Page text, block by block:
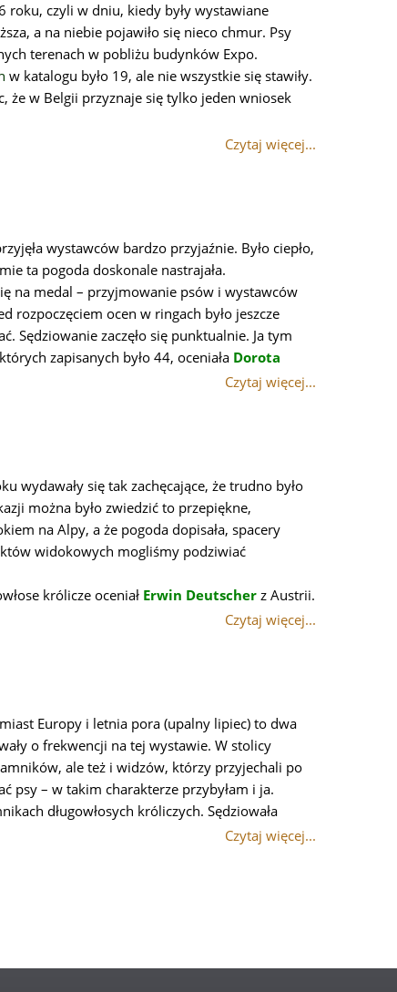
roku, czyli w dniu, kiedy były wystawiane
a na niebie pojawiło się nieco chmur. Psy
terenach w pobliżu budynków Expo.
w katalogu było 19, ale nie wszystkie się stawiły.
że w Belgii przyznaje się tylko jeden wniosek
Czytaj więcej...
wystawców bardzo przyjaźnie. Było ciepło,
ta pogoda doskonale nastrajała.
na medal – przyjmowanie psów i wystawców
rozpoczęciem ocen w ringach było jeszcze
Sędziowanie zaczęło się punktualnie. Ja tym
zapisanych było 44, oceniała Dorota
Czytaj więcej...
wydawały się tak zachęcające, że trudno było
można było zwiedzić to przepiękne,
na Alpy, a że pogoda dopisała, spacery
widokowych mogliśmy podziwiać
królicze oceniał Erwin Deutscher z Austrii.
Czytaj więcej...
Europy i letnia pora (upalny lipiec) to dwa
o frekwencji na tej wystawie. W stolicy
ale też i widzów, którzy przyjechali po
psy – w takim charakterze przybyłam i ja.
długowłosych króliczych. Sędziowała
Czytaj więcej...